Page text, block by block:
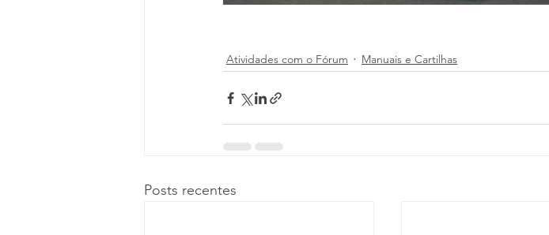
Atividades com o Fórum Manuais e Cartilhas
Posts recentes